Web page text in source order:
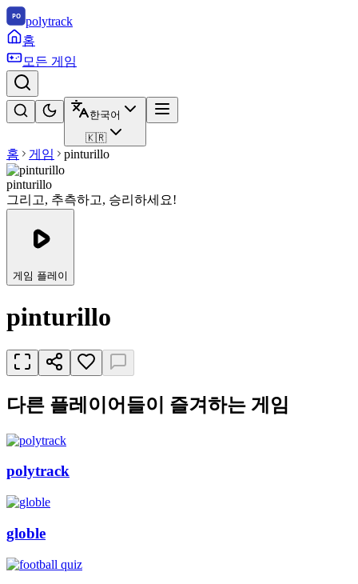
polytrack
홈
모든 게임
한국어
🇰🇷
홈 게임 pinturillo
pinturillo
그리고, 추측하고, 승리하세요!
게임 플레이
pinturillo
다른 플레이어들이 즐겨하는 게임
polytrack
globle